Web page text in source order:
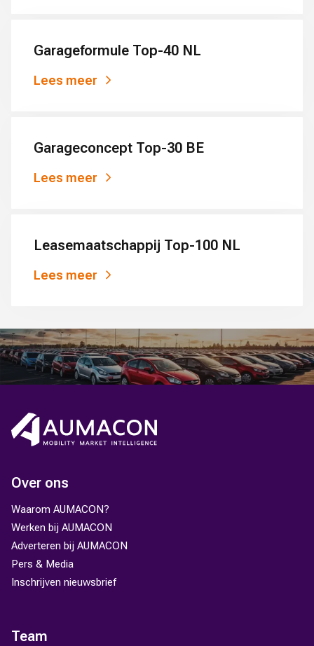
Garageformule Top-40 NL
Lees meer
Garageconcept Top-30 BE
Lees meer
Leasemaatschappij Top-100 NL
Lees meer
Over ons
Waarom AUMACON?
Werken bij AUMACON
Adverteren bij AUMACON
Pers & Media
Inschrijven nieuwsbrief
Team